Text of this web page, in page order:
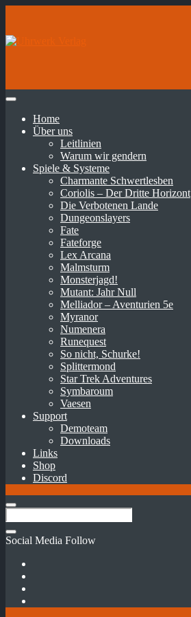
Home
Über uns
Leitlinien
Warum wir gendern
Spiele & Systeme
Charmante Schwertlesben
Coriolis – Der Dritte Horizont
Die Verbotenen Lande
Dungeonslayers
Fate
Fateforge
Lex Arcana
Malmsturm
Monsterjagd!
Mutant: Jahr Null
Melliador – Aventurien 5e
Myranor
Numenera
Runequest
So nicht, Schurke!
Splittermond
Star Trek Adventures
Symbaroum
Vaesen
Support
Demoteam
Downloads
Links
Shop
Discord
Social Media Follow